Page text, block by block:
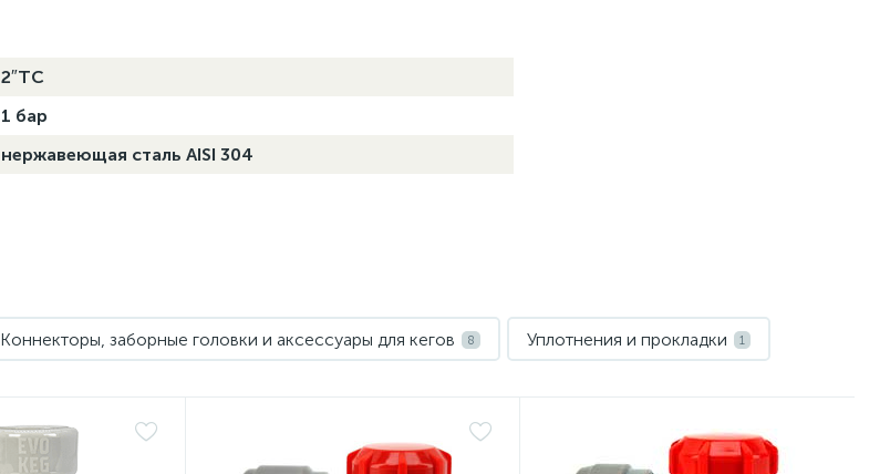
2″TC
1 бар
нержавеющая сталь AISI 304
Коннекторы, заборные головки и аксессуары для кегов 8 Уплотнения и прокладки 1